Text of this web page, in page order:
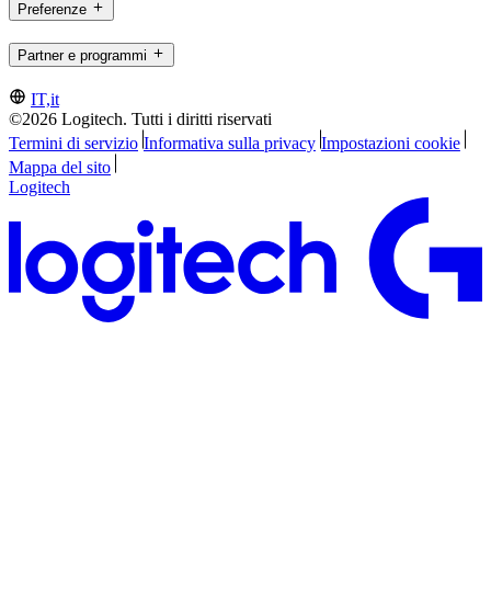
Preferenze
Partner e programmi
IT,it
©2026 Logitech. Tutti i diritti riservati
Termini di servizio Informativa sulla privacy Impostazioni cookie
Mappa del sito
Logitech